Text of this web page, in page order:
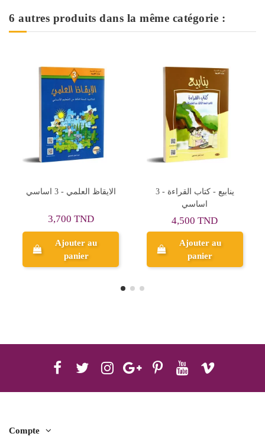
6 autres produits dans la même catégorie :
4,500 TND
Ajouter au
panier
Livres Scolaires 3ème
Année de Base
23,800 TND
Ajouter au
panier
Compte